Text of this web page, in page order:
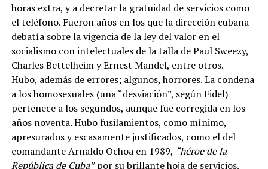
horas extra, y a decretar la gratuidad de servicios como
el teléfono. Fueron años en los que la dirección cubana
debatía sobre la vigencia de la ley del valor en el
socialismo con intelectuales de la talla de Paul Sweezy,
Charles Bettelheim y Ernest Mandel, entre otros.
Hubo, además de errores; algunos, horrores. La condena
a los homosexuales (una “desviación”, según Fidel)
pertenece a los segundos, aunque fue corregida en los
años noventa. Hubo fusilamientos, como mínimo,
apresurados y escasamente justificados, como el del
comandante Arnaldo Ochoa en 1989, “héroe de la
República de Cuba”por su brillante hoja de servicios.